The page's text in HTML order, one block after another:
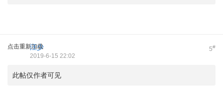
点击重新加载 5#
汪少
2019-6-15 22:02
此帖仅作者可见